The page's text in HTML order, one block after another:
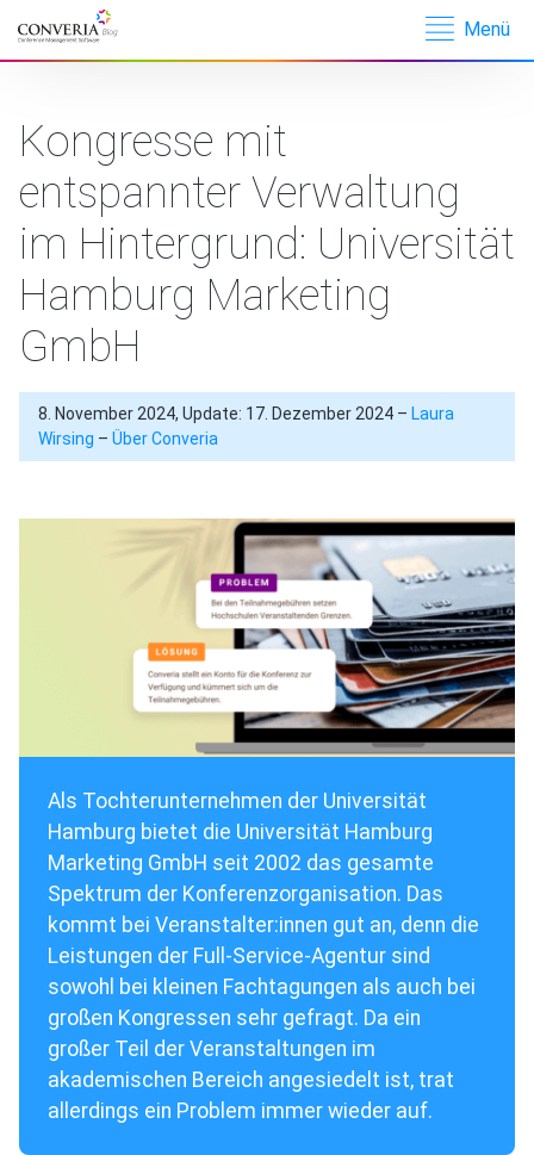
Converia –
Software
Menü
Kongresse mit
entspannter Verwaltung
im Hintergrund: Universität
Hamburg Marketing
GmbH
8. November 2024, Update: 17. Dezember 2024 – Laura
Wirsing – Über Converia
Als Tochterunternehmen der Universität
Hamburg bietet die Universität Hamburg
Marketing GmbH seit 2002 das gesamte
Spektrum der Konferenzorganisation. Das
kommt bei Veranstalter:innen gut an, denn die
Leistungen der Full-Service-Agentur sind
sowohl bei kleinen Fachtagungen als auch bei
großen Kongressen sehr gefragt. Da ein
großer Teil der Veranstaltungen im
akademischen Bereich angesiedelt ist, trat
allerdings ein Problem immer wieder auf.